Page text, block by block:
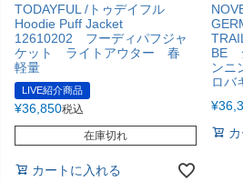
TODAYFUL /トゥデイフル
Hoodie Puff Jacket
12610202 フーディパフジャ
ケット ライトアウター 春
軽量
LIVE紹介商品
¥36,850税込
在庫切れ
カートに入れる
BE
ン
ロバ
¥